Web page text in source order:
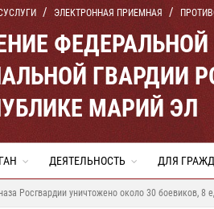
ЭЛЕКТРОННАЯ ПРИЕМНАЯ
ГВАРДИИ
МАРИЙ ЭЛ
ДЕЯТЕЛЬНОСТЬ ДЛЯ
Росгвардии уничтожено около 30 боевиков, 8